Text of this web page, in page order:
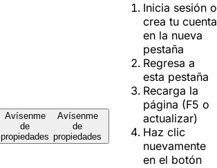
Avísenme
de
propiedades
Avísenme
de
propiedades
Inicia sesión o
crea tu cuenta
en la nueva
pestaña
Regresa a
esta pestaña
Recarga la
página (F5 o
actualizar)
Haz clic
nuevamente
en el botón